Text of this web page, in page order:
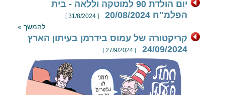
יום הולדת 90 למוטקה וללאה - בית
הפלמ"ח 20/08/2024
[ 31/8/2024 ]
להמשך »
קריקטורה של עמוס בידרמן בעיתון הארץ
24/09/2024
[ 27/9/2024 ]